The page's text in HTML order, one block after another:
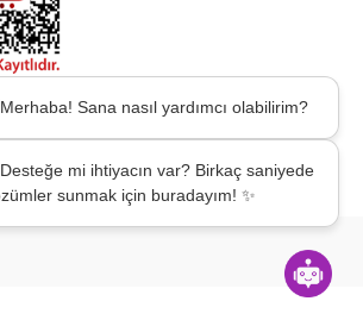
Sana nasıl yardımcı olabilirim?
mi ihtiyacın var? Birkaç saniyede
sunmak için buradayım! ✨